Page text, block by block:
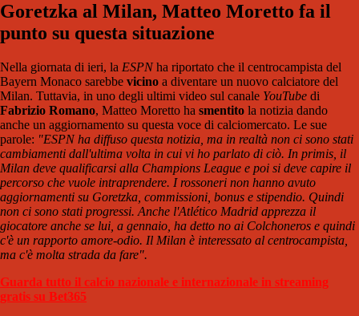
Goretzka al Milan, Matteo Moretto fa il
punto su questa situazione
Nella giornata di ieri, la ESPNha riportato che il centrocampista del
Bayern Monaco sarebbe vicino a diventare un nuovo calciatore del
Milan. Tuttavia, in uno degli ultimi video sul canale YouTube di
Fabrizio Romano, Matteo Moretto ha smentito la notizia dando
anche un aggiornamento su questa voce di calciomercato. Le sue
parole: "ESPN ha diffuso questa notizia, ma in realtà non ci sono stati
cambiamenti dall'ultima volta in cui vi ho parlato di ciò. In primis, il
Milan deve qualificarsi alla Champions League e poi si deve capire il
percorso che vuole intraprendere. I rossoneri non hanno avuto
aggiornamenti su Goretzka, commissioni, bonus e stipendio. Quindi
non ci sono stati progressi. Anche l'Atlético Madrid apprezza il
giocatore anche se lui, a gennaio, ha detto no ai Colchoneros e quindi
c'è un rapporto amore-odio. Il Milan è interessato al centrocampista,
ma c'è molta strada da fare".
Guarda tutto il calcio nazionale e internazionale in streaming
gratis su Bet365